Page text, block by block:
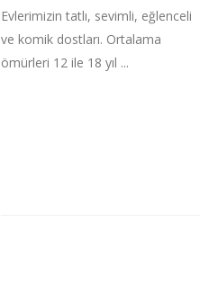
Evlerimizin tatlı, sevimli, eğlenceli
ve komik dostları. Ortalama
ömürleri 12 ile 18 yıl ...